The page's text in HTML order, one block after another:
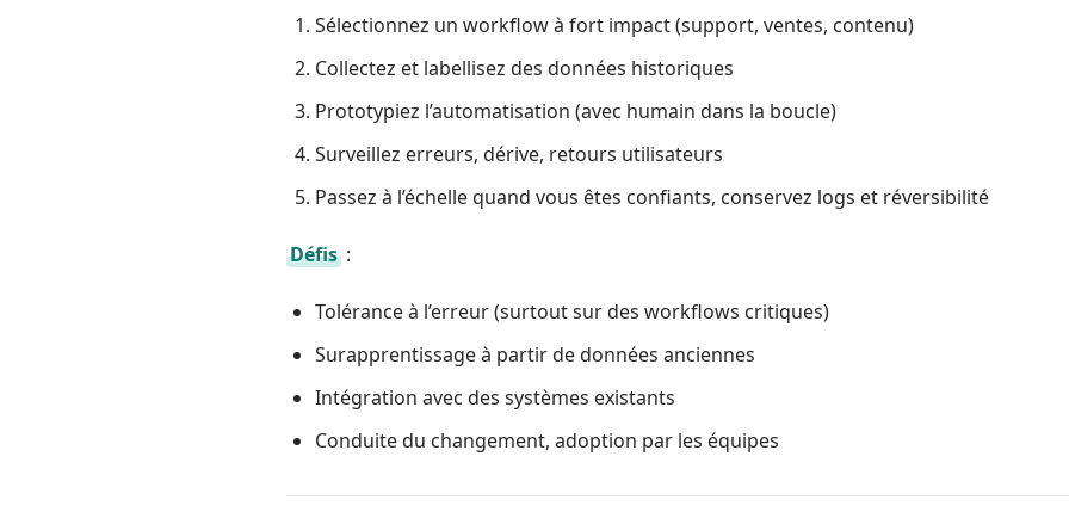
Sélectionnez un workflow à fort impact (support, ventes, contenu)
Collectez et labellisez des données historiques
Prototypiez l’automatisation (avec humain dans la boucle)
Surveillez erreurs, dérive, retours utilisateurs
Passez à l’échelle quand vous êtes confiants, conservez logs et réversibilité
Défis :
Tolérance à l’erreur (surtout sur des workflows critiques)
Surapprentissage à partir de données anciennes
Intégration avec des systèmes existants
Conduite du changement, adoption par les équipes